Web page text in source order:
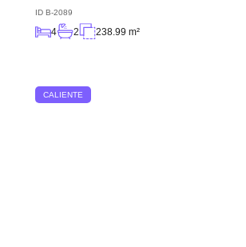
ID B-2089
4 2 238.99 m²
CALIENTE